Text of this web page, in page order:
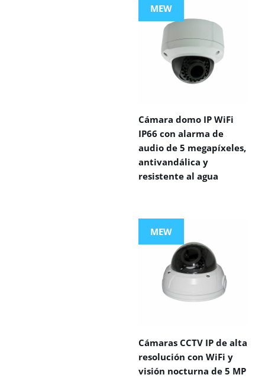
MEW
Cámara domo IP WiFi
IP66 con alarma de
audio de 5 megapíxeles,
antivandálica y
resistente al agua
MEW
Cámaras CCTV IP de alta
resolución con WiFi y
visión nocturna de 5 MP